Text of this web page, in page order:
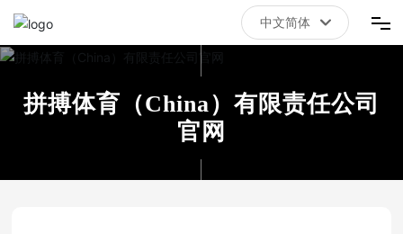
拼搏体育（China）有限责任公司官网
关于我们
中文简体
拼搏体育（China）有限责任公司
官网